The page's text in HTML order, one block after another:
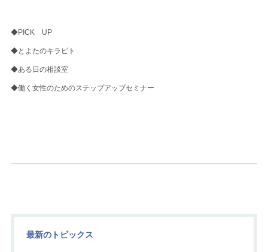
◆PICK UP
◆とよたのキラビト
◆ある日の相談室
◆働く女性のためのステップアップセミナー
最新のトピックス